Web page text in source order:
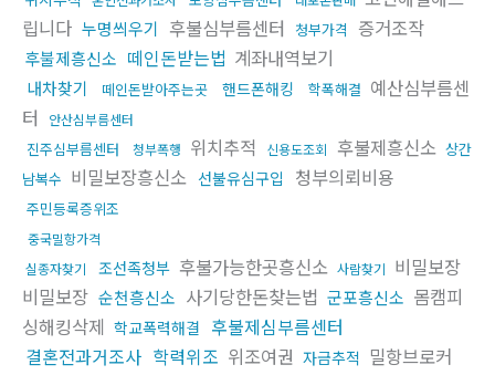
립니다 누명씌우기 후불심부름센터 청부가격 증거조작
후불제흥신소 떼인돈받는법 계좌내역보기
내차찾기 떼인돈받아주는곳 핸드폰해킹 학폭해결 예산심부름센
터
안산심부름센터
진주심부름센터 청부폭행 위치추적 신용도조회 후불제흥신소 상간
남복수 비밀보장흥신소 선불유심구입 청부의뢰비용
주민등록증위조
중국밀항가격
실종자찾기
조선족청부 후불가능한곳흥신소 사람찾기 비밀보장
비밀보장 순천흥신소 사기당한돈찾는법 군포흥신소 몸캠피
싱해킹삭제 학교폭력해결 후불제심부름센터
결혼전과거조사 학력위조 위조여권 자금추적 밀항브로커